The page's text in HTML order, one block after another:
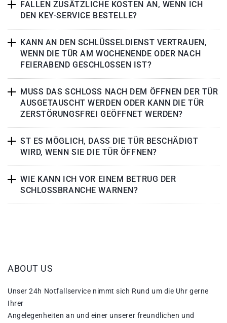
FALLEN ZUSÄTZLICHE KOSTEN AN, WENN ICH
DEN KEY-SERVICE BESTELLE?
KANN AN DEN SCHLÜSSELDIENST VERTRAUEN,
WENN DIE TÜR AM WOCHENENDE ODER NACH
FEIERABEND GESCHLOSSEN IST?
MUSS DAS SCHLOSS NACH DEM ÖFFNEN DER TÜR
AUSGETAUSCHT WERDEN ODER KANN DIE TÜR
ZERSTÖRUNGSFREI GEÖFFNET WERDEN?
ST ES MÖGLICH, DASS DIE TÜR BESCHÄDIGT
WIRD, WENN SIE DIE TÜR ÖFFNEN?
WIE KANN ICH VOR EINEM BETRUG DER
SCHLOSSBRANCHE WARNEN?
ABOUT US
Unser 24h Notfallservice nimmt sich Rund um die Uhr gerne
Ihrer
Angelegenheiten an und einer unserer freundlichen und